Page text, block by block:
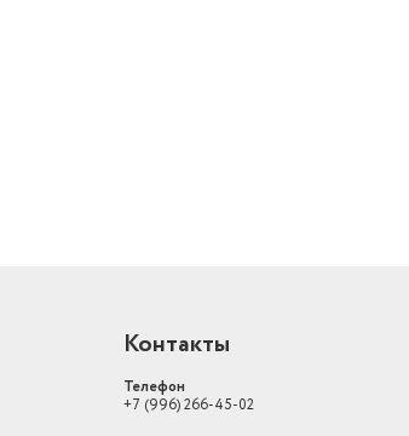
Контакты
Телефон
+7 (996) 266-45-02